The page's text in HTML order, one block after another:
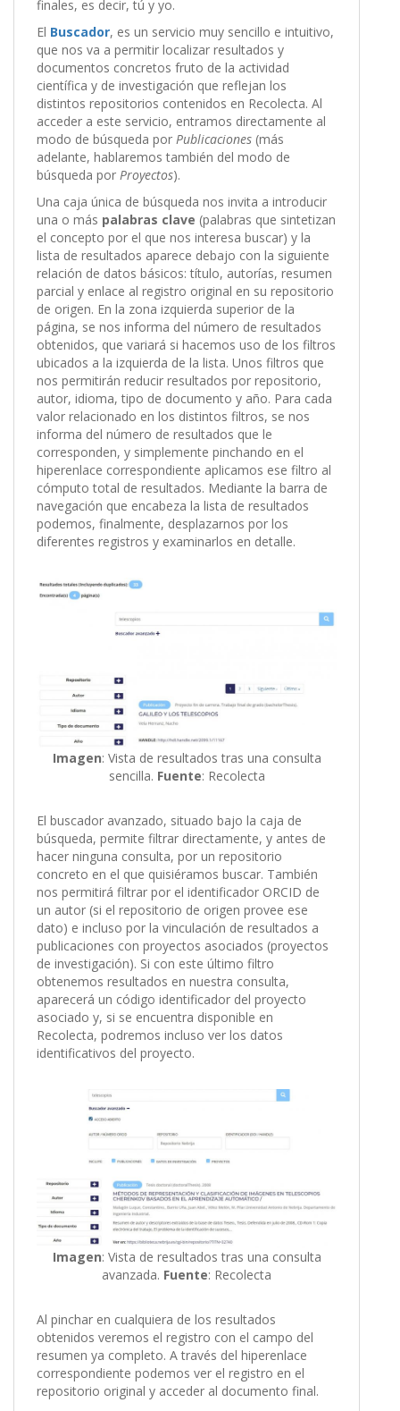
finales, es decir, tú y yo.
El Buscador, es un servicio muy sencillo e intuitivo,
que nos va a permitir localizar resultados y
documentos concretos fruto de la actividad
científica y de investigación que reflejan los
distintos repositorios contenidos en Recolecta. Al
acceder a este servicio, entramos directamente al
modo de búsqueda por Publicaciones (más
adelante, hablaremos también del modo de
búsqueda por Proyectos).
Una caja única de búsqueda nos invita a introducir
una o más palabras clave (palabras que sintetizan
el concepto por el que nos interesa buscar) y la
lista de resultados aparece debajo con la siguiente
relación de datos básicos: título, autorías, resumen
parcial y enlace al registro original en su repositorio
de origen. En la zona izquierda superior de la
página, se nos informa del número de resultados
obtenidos, que variará si hacemos uso de los filtros
ubicados a la izquierda de la lista. Unos filtros que
nos permitirán reducir resultados por repositorio,
autor, idioma, tipo de documento y año. Para cada
valor relacionado en los distintos filtros, se nos
informa del número de resultados que le
corresponden, y simplemente pinchando en el
hiperenlace correspondiente aplicamos ese filtro al
cómputo total de resultados. Mediante la barra de
navegación que encabeza la lista de resultados
podemos, finalmente, desplazarnos por los
diferentes registros y examinarlos en detalle.
Imagen: Vista de resultados tras una consulta
sencilla. Fuente: Recolecta
El buscador avanzado, situado bajo la caja de
búsqueda, permite filtrar directamente, y antes de
hacer ninguna consulta, por un repositorio
concreto en el que quisiéramos buscar. También
nos permitirá filtrar por el identificador ORCID de
un autor (si el repositorio de origen provee ese
dato) e incluso por la vinculación de resultados a
publicaciones con proyectos asociados (proyectos
de investigación). Si con este último filtro
obtenemos resultados en nuestra consulta,
aparecerá un código identificador del proyecto
asociado y, si se encuentra disponible en
Recolecta, podremos incluso ver los datos
identificativos del proyecto.
Imagen: Vista de resultados tras una consulta
avanzada. Fuente: Recolecta
Al pinchar en cualquiera de los resultados
obtenidos veremos el registro con el campo del
resumen ya completo. A través del hiperenlace
correspondiente podemos ver el registro en el
repositorio original y acceder al documento final.